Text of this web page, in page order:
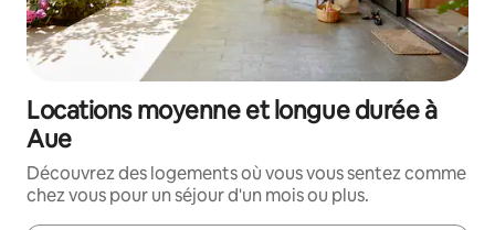
Locations moyenne et longue durée à
Aue
Découvrez des logements où vous vous sentez comme
chez vous pour un séjour d'un mois ou plus.